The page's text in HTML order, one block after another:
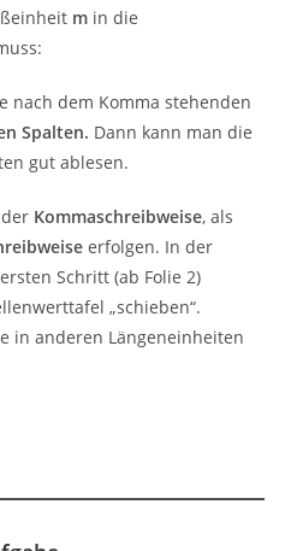
m in die
nach dem Komma stehenden
Spalten. Dann kann man die
gut ablesen.
Kommaschreibweise, als
erfolgen. In der
Schritt (ab Folie 2)
„schieben“.
in anderen Längeneinheiten